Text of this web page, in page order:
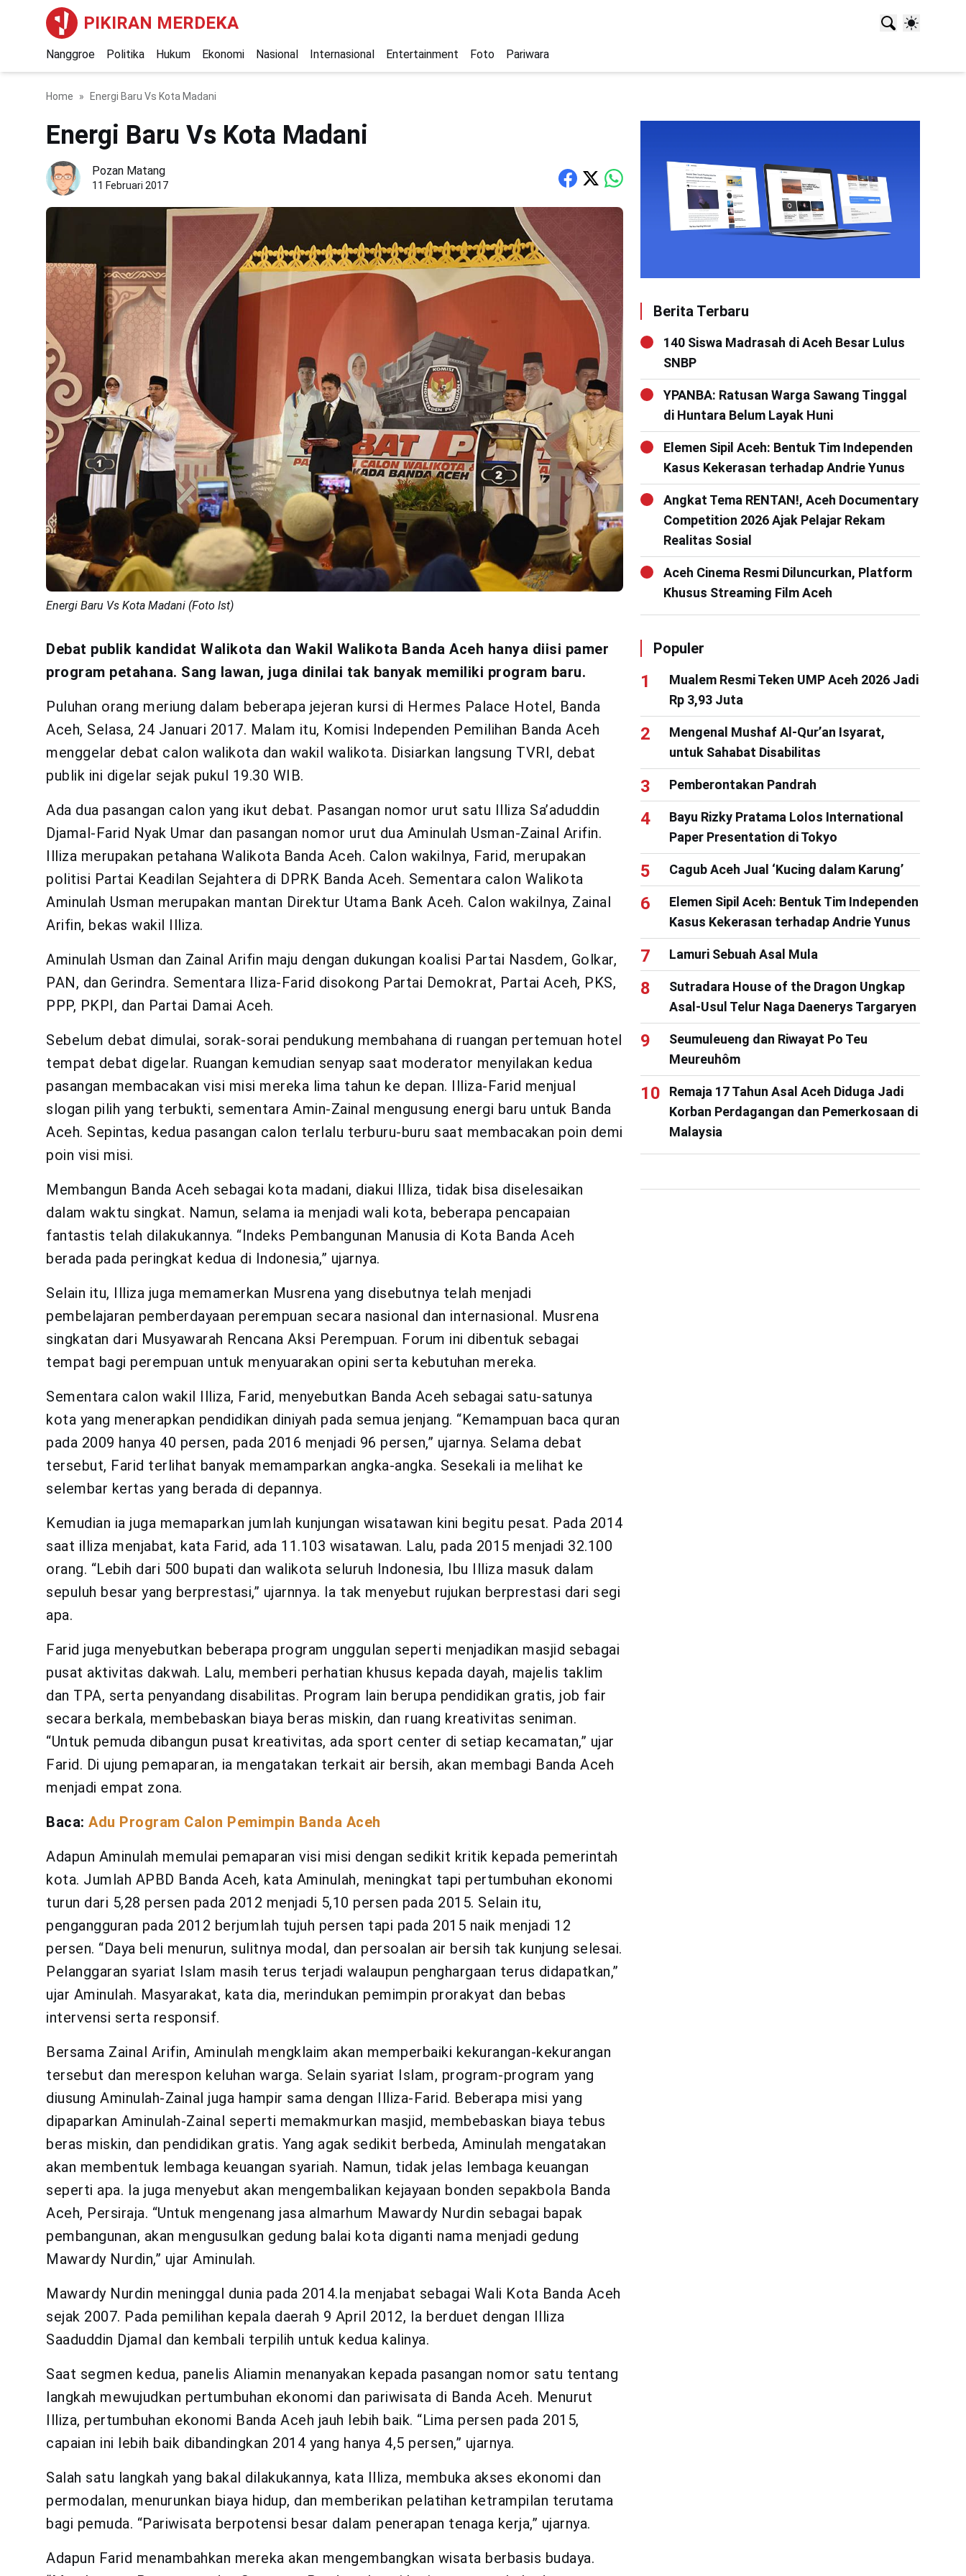
PIKIRAN MERDEKA
Nanggroe Politika Hukum Ekonomi Nasional Internasional Entertainment Foto Pariwara
Home Energi Baru Vs Kota Madani
Energi Baru Vs Kota Madani
Pozan Matang
11 Februari 2017
Energi Baru Vs Kota Madani (Foto Ist)
Debat publik kandidat Walikota dan Wakil Walikota Banda Aceh hanya diisi pamer
program petahana. Sang lawan, juga dinilai tak banyak memiliki program baru.
Puluhan orang meriung dalam beberapa jejeran kursi di Hermes Palace Hotel, Banda
Aceh, Selasa, 24 Januari 2017. Malam itu, Komisi Independen Pemilihan Banda Aceh
menggelar debat calon walikota dan wakil walikota. Disiarkan langsung TVRI, debat
publik ini digelar sejak pukul 19.30 WIB.
Ada dua pasangan calon yang ikut debat. Pasangan nomor urut satu Illiza Sa’aduddin
Djamal-Farid Nyak Umar dan pasangan nomor urut dua Aminulah Usman-Zainal Arifin.
Illiza merupakan petahana Walikota Banda Aceh. Calon wakilnya, Farid, merupakan
politisi Partai Keadilan Sejahtera di DPRK Banda Aceh. Sementara calon Walikota
Aminulah Usman merupakan mantan Direktur Utama Bank Aceh. Calon wakilnya, Zainal
Arifin, bekas wakil Illiza.
Aminulah Usman dan Zainal Arifin maju dengan dukungan koalisi Partai Nasdem, Golkar,
PAN, dan Gerindra. Sementara Iliza-Farid disokong Partai Demokrat, Partai Aceh, PKS,
PPP, PKPI, dan Partai Damai Aceh.
Sebelum debat dimulai, sorak-sorai pendukung membahana di ruangan pertemuan hotel
tempat debat digelar. Ruangan kemudian senyap saat moderator menyilakan kedua
pasangan membacakan visi misi mereka lima tahun ke depan. Illiza-Farid menjual
slogan pilih yang terbukti, sementara Amin-Zainal mengusung energi baru untuk Banda
Aceh. Sepintas, kedua pasangan calon terlalu terburu-buru saat membacakan poin demi
poin visi misi.
Membangun Banda Aceh sebagai kota madani, diakui Illiza, tidak bisa diselesaikan
dalam waktu singkat. Namun, selama ia menjadi wali kota, beberapa pencapaian
fantastis telah dilakukannya. “Indeks Pembangunan Manusia di Kota Banda Aceh
berada pada peringkat kedua di Indonesia,” ujarnya.
Selain itu, Illiza juga memamerkan Musrena yang disebutnya telah menjadi
pembelajaran pemberdayaan perempuan secara nasional dan internasional. Musrena
singkatan dari Musyawarah Rencana Aksi Perempuan. Forum ini dibentuk sebagai
tempat bagi perempuan untuk menyuarakan opini serta kebutuhan mereka.
Sementara calon wakil Illiza, Farid, menyebutkan Banda Aceh sebagai satu-satunya
kota yang menerapkan pendidikan diniyah pada semua jenjang. “Kemampuan baca quran
pada 2009 hanya 40 persen, pada 2016 menjadi 96 persen,” ujarnya. Selama debat
tersebut, Farid terlihat banyak memamparkan angka-angka. Sesekali ia melihat ke
selembar kertas yang berada di depannya.
Kemudian ia juga memaparkan jumlah kunjungan wisatawan kini begitu pesat. Pada 2014
saat illiza menjabat, kata Farid, ada 11.103 wisatawan. Lalu, pada 2015 menjadi 32.100
orang. “Lebih dari 500 bupati dan walikota seluruh Indonesia, Ibu Illiza masuk dalam
sepuluh besar yang berprestasi,” ujarnnya. Ia tak menyebut rujukan berprestasi dari segi
apa.
Farid juga menyebutkan beberapa program unggulan seperti menjadikan masjid sebagai
pusat aktivitas dakwah. Lalu, memberi perhatian khusus kepada dayah, majelis taklim
dan TPA, serta penyandang disabilitas. Program lain berupa pendidikan gratis, job fair
secara berkala, membebaskan biaya beras miskin, dan ruang kreativitas seniman.
“Untuk pemuda dibangun pusat kreativitas, ada sport center di setiap kecamatan,” ujar
Farid. Di ujung pemaparan, ia mengatakan terkait air bersih, akan membagi Banda Aceh
menjadi empat zona.
Baca: Adu Program Calon Pemimpin Banda Aceh
Adapun Aminulah memulai pemaparan visi misi dengan sedikit kritik kepada pemerintah
kota. Jumlah APBD Banda Aceh, kata Aminulah, meningkat tapi pertumbuhan ekonomi
turun dari 5,28 persen pada 2012 menjadi 5,10 persen pada 2015. Selain itu,
pengangguran pada 2012 berjumlah tujuh persen tapi pada 2015 naik menjadi 12
persen. “Daya beli menurun, sulitnya modal, dan persoalan air bersih tak kunjung selesai.
Pelanggaran syariat Islam masih terus terjadi walaupun penghargaan terus didapatkan,”
ujar Aminulah. Masyarakat, kata dia, merindukan pemimpin prorakyat dan bebas
intervensi serta responsif.
Bersama Zainal Arifin, Aminulah mengklaim akan memperbaiki kekurangan-kekurangan
tersebut dan merespon keluhan warga. Selain syariat Islam, program-program yang
diusung Aminulah-Zainal juga hampir sama dengan Illiza-Farid. Beberapa misi yang
dipaparkan Aminulah-Zainal seperti memakmurkan masjid, membebaskan biaya tebus
beras miskin, dan pendidikan gratis. Yang agak sedikit berbeda, Aminulah mengatakan
akan membentuk lembaga keuangan syariah. Namun, tidak jelas lembaga keuangan
seperti apa. Ia juga menyebut akan mengembalikan kejayaan bonden sepakbola Banda
Aceh, Persiraja. “Untuk mengenang jasa almarhum Mawardy Nurdin sebagai bapak
pembangunan, akan mengusulkan gedung balai kota diganti nama menjadi gedung
Mawardy Nurdin,” ujar Aminulah.
Mawardy Nurdin meninggal dunia pada 2014.Ia menjabat sebagai Wali Kota Banda Aceh
sejak 2007. Pada pemilihan kepala daerah 9 April 2012, Ia berduet dengan Illiza
Saaduddin Djamal dan kembali terpilih untuk kedua kalinya.
Saat segmen kedua, panelis Aliamin menanyakan kepada pasangan nomor satu tentang
langkah mewujudkan pertumbuhan ekonomi dan pariwisata di Banda Aceh. Menurut
Illiza, pertumbuhan ekonomi Banda Aceh jauh lebih baik. “Lima persen pada 2015,
capaian ini lebih baik dibandingkan 2014 yang hanya 4,5 persen,” ujarnya.
Salah satu langkah yang bakal dilakukannya, kata Illiza, membuka akses ekonomi dan
permodalan, menurunkan biaya hidup, dan memberikan pelatihan ketrampilan terutama
bagi pemuda. “Pariwisata berpotensi besar dalam penerapan tenaga kerja,” ujarnya.
Adapun Farid menambahkan mereka akan mengembangkan wisata berbasis budaya.
Berita Terbaru
140 Siswa Madrasah di Aceh Besar Lulus
SNBP
YPANBA: Ratusan Warga Sawang Tinggal
di Huntara Belum Layak Huni
Elemen Sipil Aceh: Bentuk Tim Independen
Kasus Kekerasan terhadap Andrie Yunus
Angkat Tema RENTAN!, Aceh Documentary
Competition 2026 Ajak Pelajar Rekam
Realitas Sosial
Aceh Cinema Resmi Diluncurkan, Platform
Khusus Streaming Film Aceh
Populer
Mualem Resmi Teken UMP Aceh 2026 Jadi
Rp 3,93 Juta
Mengenal Mushaf Al-Qur’an Isyarat,
untuk Sahabat Disabilitas
Pemberontakan Pandrah
Bayu Rizky Pratama Lolos International
Paper Presentation di Tokyo
Cagub Aceh Jual ‘Kucing dalam Karung’
Elemen Sipil Aceh: Bentuk Tim Independen
Kasus Kekerasan terhadap Andrie Yunus
Lamuri Sebuah Asal Mula
Sutradara House of the Dragon Ungkap
Asal-Usul Telur Naga Daenerys Targaryen
Seumuleueng dan Riwayat Po Teu
Meureuhôm
Remaja 17 Tahun Asal Aceh Diduga Jadi
Korban Perdagangan dan Pemerkosaan di
Malaysia